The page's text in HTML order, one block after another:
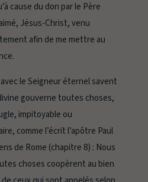
cause du don par le Père
Jésus-Christ, venu
afin de me mettre au
le Seigneur éternel savent
gouverne toutes choses,
impitoyable ou
comme l’écrit l’apôtre Paul
de Rome (chapitre 8) : Nous
choses coopèrent au bien